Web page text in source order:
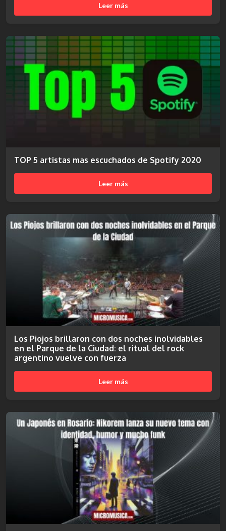
Leer más
TOP 5 artistas mas escuchados de Spotify 2020
Leer más
Los Piojos brillaron con dos noches inolvidables
en el Parque de la Ciudad: el ritual del rock
argentino vuelve con fuerza
Leer más